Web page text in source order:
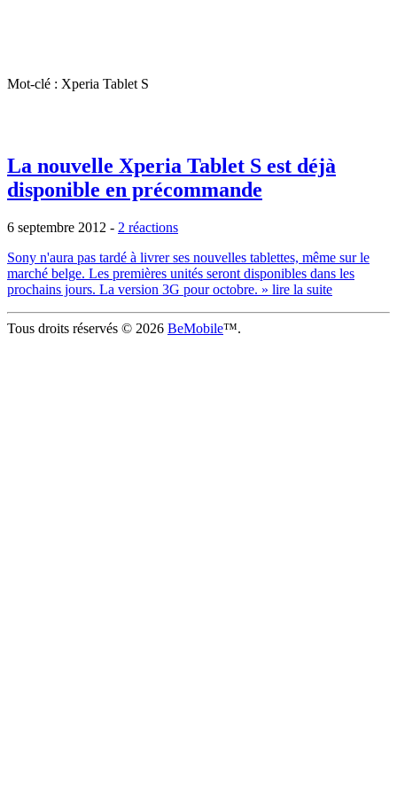
Mot-clé : Xperia Tablet S
La nouvelle Xperia Tablet S est déjà
disponible en précommande
6 septembre 2012 - 2 réactions
Sony n'aura pas tardé à livrer ses nouvelles tablettes, même sur le
marché belge. Les premières unités seront disponibles dans les
prochains jours. La version 3G pour octobre. » lire la suite
Tous droits réservés © 2026 BeMobile™.